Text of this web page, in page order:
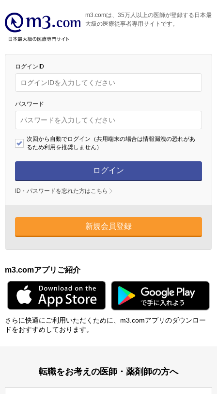
m3.comは、35万人以上の医師が登録する日本最
大級の医療従事者専用サイトです。
ログインID
パスワード
次回から自動でログイン（共用端末の場合は情報漏洩の恐れがあ
るため利用を推奨しません）
ログイン
ID・パスワードを忘れた方はこちら
新規会員登録
m3.comアプリご紹介
さらに快適にご利⽤いただくために、m3.comアプリのダウンロー
ドをおすすめしております。
転職をお考えの医師・薬剤師の方へ